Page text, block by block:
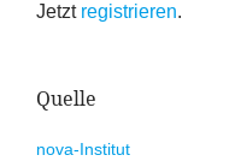
Jetzt registrieren.
Quelle
nova-Institut